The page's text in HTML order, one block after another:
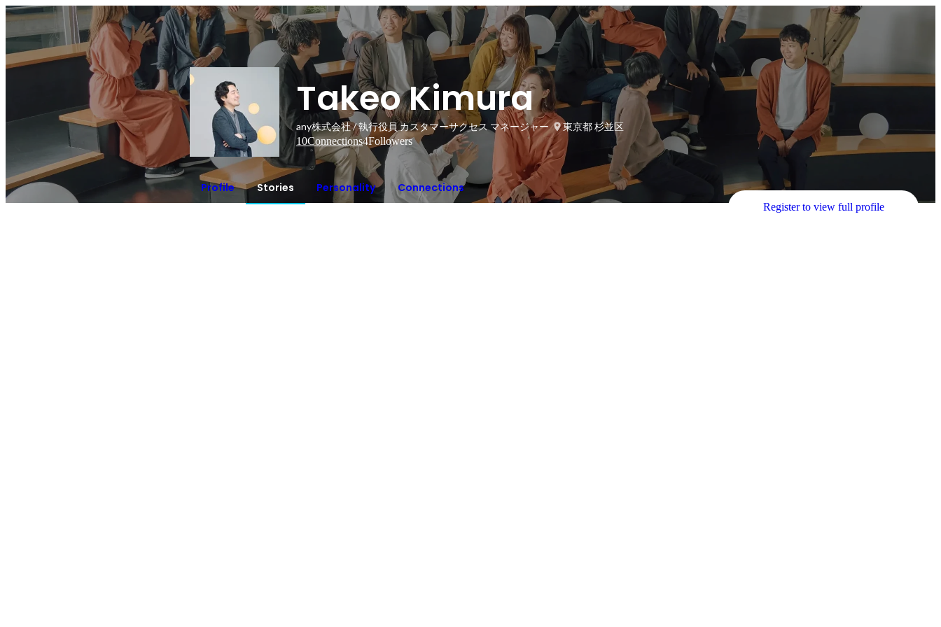
Takeo Kimura
any株式会社 / 執行役員 カスタマーサクセス マネージャー
東京都 杉並区
10Connections4Followers
Profile Stories Personality Connections
Register to view full profile